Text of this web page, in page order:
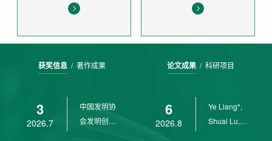
获奖信息/ 著作成果
3
2026.7
中国发明协
会发明创业
论文成果/ 科研项目
6
2026.8
Ye Liang*,
Shuai Lu,